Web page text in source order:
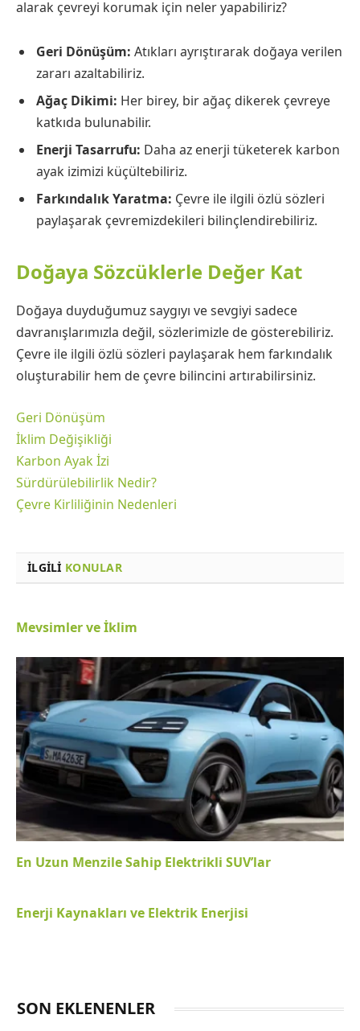
alarak çevreyi korumak için neler yapabiliriz?
Geri Dönüşüm: Atıkları ayrıştırarak doğaya verilen
zararı azaltabiliriz.
Ağaç Dikimi: Her birey, bir ağaç dikerek çevreye
katkıda bulunabilir.
Enerji Tasarrufu: Daha az enerji tüketerek karbon
ayak izimizi küçültebiliriz.
Farkındalık Yaratma: Çevre ile ilgili özlü sözleri
paylaşarak çevremizdekileri bilinçlendirebiliriz.
Doğaya Sözcüklerle Değer Kat
Doğaya duyduğumuz saygıyı ve sevgiyi sadece
davranışlarımızla değil, sözlerimizle de gösterebiliriz.
Çevre ile ilgili özlü sözleri paylaşarak hem farkındalık
oluşturabilir hem de çevre bilincini artırabilirsiniz.
Geri Dönüşüm
İklim Değişikliği
Karbon Ayak İzi
Sürdürülebilirlik Nedir?
Çevre Kirliliğinin Nedenleri
İLGILI KONULAR
Mevsimler ve İklim
En Uzun Menzile Sahip Elektrikli SUV’lar
Enerji Kaynakları ve Elektrik Enerjisi
SON EKLENENLER